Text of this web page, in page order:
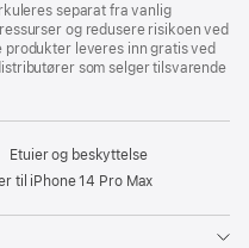
separat fra vanlig
og redusere risikoen ved
leveres inn gratis ved
som selger tilsvarende
Etuier og beskyttelse
til iPhone 14 Pro Max